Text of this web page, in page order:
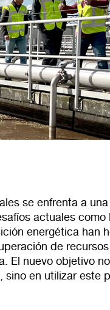
se enfrenta a
actuales como
energética han
de
El nuevo objetivo
sino en utilizar este